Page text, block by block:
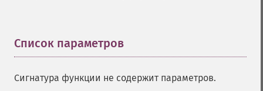
Список параметров
Сигнатура функции не содержит параметров.